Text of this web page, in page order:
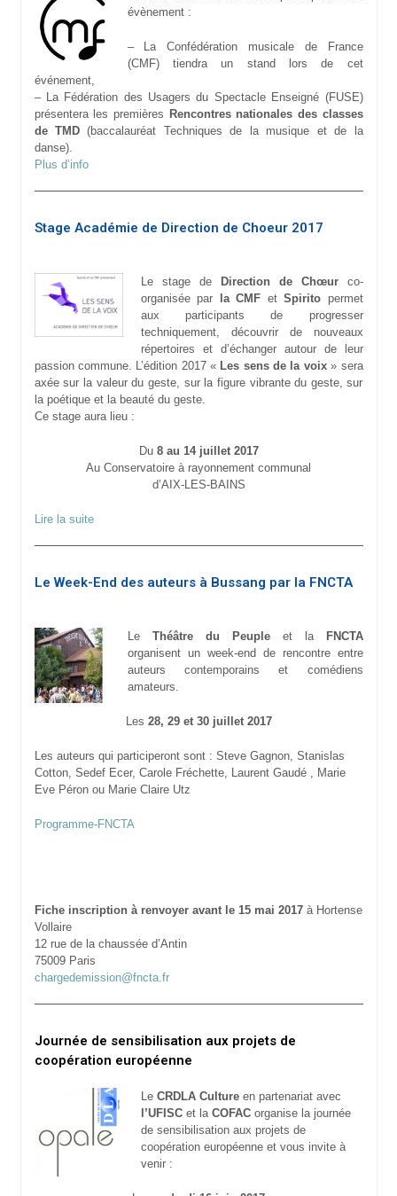
évènement :
– La Confédération musicale de France
(CMF) tiendra un stand lors de cet
événement,
– La Fédération des Usagers du Spectacle Enseigné (FUSE)
présentera les premières Rencontres nationales des classes
de TMD(baccalauréat Techniques de la musique et de la
danse).
Plus d’info
Stage Académie de Direction de Choeur 2017
Le stage de Direction de Chœurco-
organisée par
la CMF etSpirito permet
aux participants de progresser
techniquement, découvrir de nouveaux
répertoires et d’échanger autour de leur
passion commune. L’édition 2017 « Les sens de la voix» sera
axée sur la valeur du geste, sur la figure vibrante du geste, sur
la poétique et la beauté du geste.
Ce stage aura lieu :
Du 8 au 14 juillet 2017
Au Conservatoire à rayonnement communal
d’AIX-LES-BAINS
Lire la suite
Le Week-End des auteurs à Bussang par la FNCTA
Le Théâtre du Peupleet laFNCTA
organisent un week-end de rencontre entre
auteurs contemporains et comédiens
amateurs.
Les 28, 29 et 30 juillet 2017
Les auteurs qui participeront sont : Steve Gagnon, Stanislas
Cotton, Sedef Ecer, Carole Fréchette, Laurent Gaudé , Marie
Eve Péron ou Marie Claire Utz
Programme-FNCTA
Fiche inscription à renvoyer avant le 15 mai 2017à Hortense
Vollaire
12 rue de la chaussée d’Antin
75009 Paris
chargedemission@fncta.fr
Journée de sensibilisation aux projets de
coopération européenne
Le CRDLA Cultureen partenariat avec
l’UFISCet la COFACorganise la journée
de sensibilisation aux projets de
coopération européenne et vous invite à
venir :